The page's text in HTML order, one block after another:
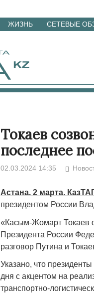
ЖИЗНЬ СЕТЕВЫЕ
Токаев
последнее
02.03.2024 14:35
Астана. 2 марта.
президентом России
«Касым-Жомарт Токаев
Президента России
разговор Путина и
Указано, что
дня с акцентом на
транспортно-